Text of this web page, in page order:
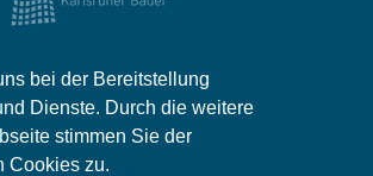
bei der Bereitstellung
Dienste. Durch die weitere
stimmen Sie der
Cookies zu.